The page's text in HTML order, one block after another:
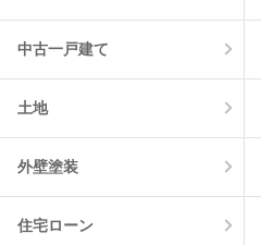
中古一戸建て
土地
外壁塗装
住宅ローン